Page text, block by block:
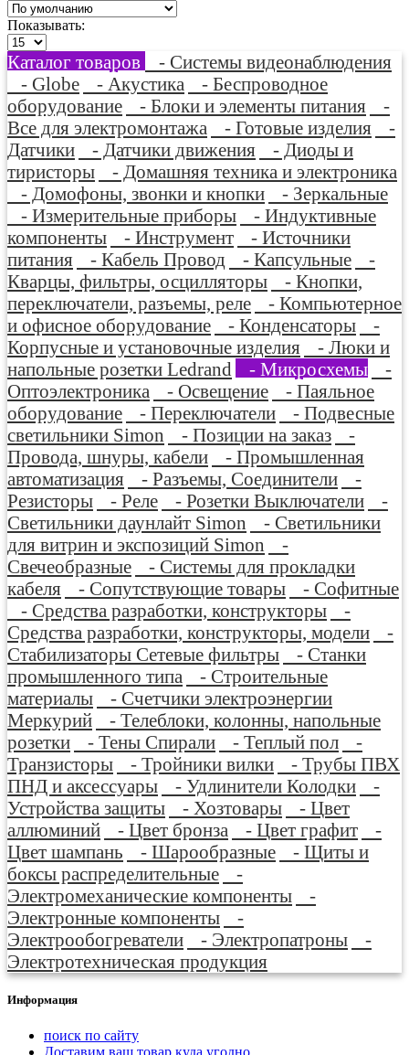
Показывать:
Каталог товаров
- Системы видеонаблюдения
- Globe
- Акустика
- Беспроводное
оборудование
- Блоки и элементы питания
-
Все для электромонтажа
- Готовые изделия
-
Датчики
- Датчики движения
- Диоды и
тиристоры
- Домашняя техника и электроника
- Домофоны, звонки и кнопки
- Зеркальные
- Измерительные приборы
- Индуктивные
компоненты
- Инструмент
- Источники
питания
- Кабель Провод - Капсульные
-
Кварцы, фильтры, осцилляторы
- Кнопки,
переключатели, разъемы, реле
- Компьютерное
и офисное оборудование
- Конденсаторы
-
Корпусные и установочные изделия
- Люки и
напольные розетки Ledrand
- Микросхемы
-
Оптоэлектроника
- Освещение
- Паяльное
оборудование
- Переключатели
- Подвесные
светильники Simon
- Позиции на заказ
-
Провода, шнуры, кабели
- Промышленная
автоматизация
- Разъемы, Соединители
-
Резисторы
- Реле - Розетки Выключатели
-
Светильники даунлайт Simon
- Светильники
для витрин и экспозиций Simon
-
Свечеобразные
- Системы для прокладки
кабеля
- Сопутствующие товары
- Софитные
- Средства разработки, конструкторы
-
Средства разработки, конструкторы, модели
-
Стабилизаторы Сетевые фильтры
- Станки
промышленного типа
- Строительные
материалы
- Счетчики электроэнергии
Меркурий
- Телеблоки, колонны, напольные
розетки
- Тены Спирали - Теплый пол
-
Транзисторы
- Тройники вилки
- Трубы ПВХ
ПНД и аксессуары
- Удлинители Колодки
-
Устройства защиты
- Хозтовары
- Цвет
аллюминий
- Цвет бронза - Цвет графит
-
Цвет шампань
- Шарообразные
- Щиты и
боксы распределительные
-
Электромеханические компоненты
-
Электронные компоненты
-
Электрообогреватели
- Электропатроны
-
Электротехническая продукция
Информация
поиск по сайту
Доставим ваш товар куда угодно